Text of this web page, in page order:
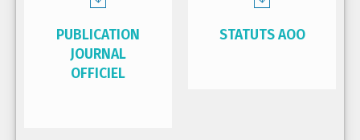
PUBLICATION
JOURNAL
OFFICIEL
STATUTS AOO